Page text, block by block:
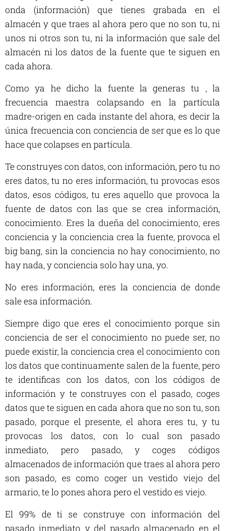
onda (información) que tienes grabada en el
almacén y que traes al ahora pero que no son tu, ni
unos ni otros son tu, ni la información que sale del
almacén ni los datos de la fuente que te siguen en
cada ahora.
Como ya he dicho la fuente la generas tu , la
frecuencia maestra colapsando en la partícula
madre-origen en cada instante del ahora, es decir la
única frecuencia con conciencia de ser que es lo que
hace que colapses en partícula.
Te construyes con datos, con información, pero tu no
eres datos, tu no eres información, tu provocas esos
datos, esos códigos, tu eres aquello que provoca la
fuente de datos con las que se crea información,
conocimiento. Eres la dueña del conocimiento, eres
conciencia y la conciencia crea la fuente, provoca el
big bang, sin la conciencia no hay conocimiento, no
hay nada, y conciencia solo hay una, yo.
No eres información, eres la conciencia de donde
sale esa información.
Siempre digo que eres el conocimiento porque sin
conciencia de ser el conocimiento no puede ser, no
puede existir, la conciencia crea el conocimiento con
los datos que continuamente salen de la fuente, pero
te identificas con los datos, con los códigos de
información y te construyes con el pasado, coges
datos que te siguen en cada ahora que no son tu, son
pasado, porque el presente, el ahora eres tu, y tu
provocas los datos, con lo cual son pasado
inmediato, pero pasado, y coges códigos
almacenados de información que traes al ahora pero
son pasado, es como coger un vestido viejo del
armario, te lo pones ahora pero el vestido es viejo.
El 99% de ti se construye con información del
pasado inmediato y del pasado almacenado en el